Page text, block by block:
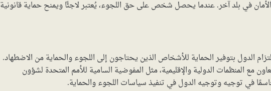
في بلد آخر. عندما يحصل شخص على حق اللجوء، يُعتبر لاجئًا ويمنح حماية قانونية
الدول بتوفير الحماية للأشخاص الذين يحتاجون إلى اللجوء والحماية من الاضطهاد.
مع المنظمات الدولية والإقليمية، مثل المفوضية السامية للأمم المتحدة لشؤون